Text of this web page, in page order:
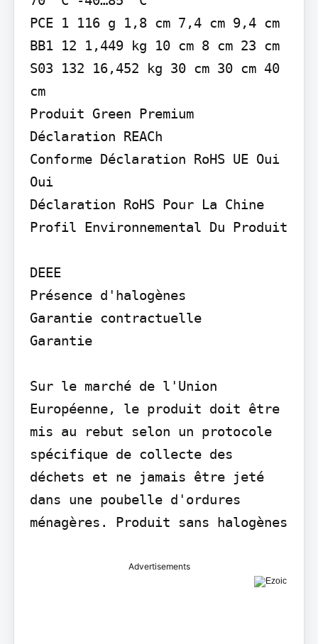
PCE 1 116 g 1,8 cm 7,4 cm 9,4 cm
BB1 12 1,449 kg 10 cm 8 cm 23 cm
S03 132 16,452 kg 30 cm 30 cm 40
cm
Produit Green Premium
Déclaration REACh
Conforme Déclaration RoHS UE Oui
Oui
Déclaration RoHS Pour La Chine
Profil Environnemental Du Produit
DEEE
Présence d'halogènes
Garantie contractuelle
Garantie
Sur le marché de l'Union
Européenne, le produit doit être
mis au rebut selon un protocole
spécifique de collecte des
déchets et ne jamais être jeté
dans une poubelle d'ordures
ménagères. Produit sans halogènes
Advertisements